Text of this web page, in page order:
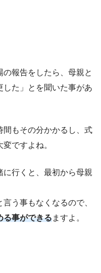
報告をしたら、母親と
た」とを聞いた事があ
間もその分かかるし、式
ですよね。
に行くと、最初から母親
う事もなくなるので、
る事ができるますよ。